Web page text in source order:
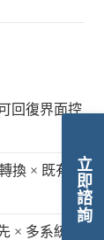
立即諮詢
回復界面控
換 × 既有系
× 多系統整